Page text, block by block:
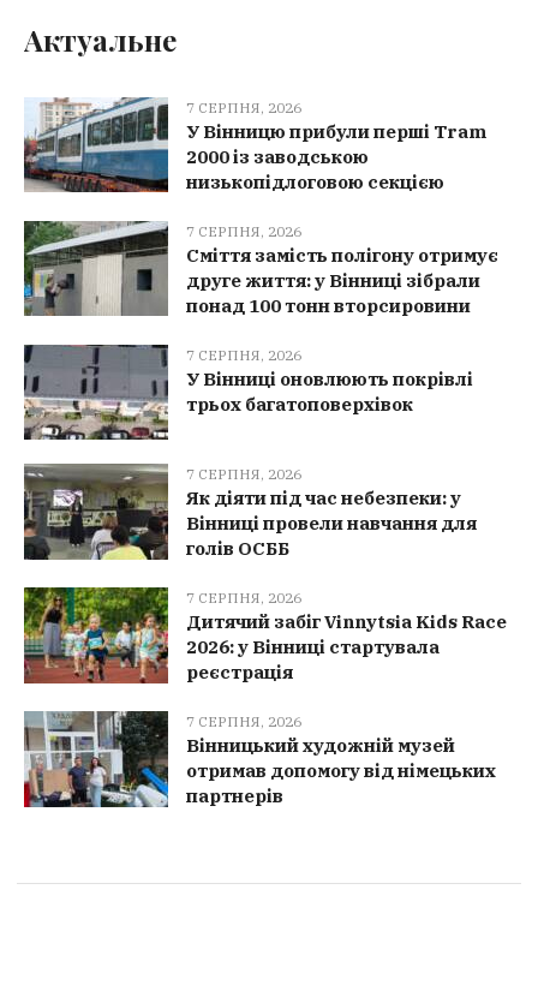
Актуальне
7 СЕРПНЯ, 2026
У Вінницю прибули перші Tram
2000 із заводською
низькопідлоговою секцією
7 СЕРПНЯ, 2026
Сміття замість полігону отримує
друге життя: у Вінниці зібрали
понад 100 тонн вторсировини
7 СЕРПНЯ, 2026
У Вінниці оновлюють покрівлі
трьох багатоповерхівок
7 СЕРПНЯ, 2026
Як діяти під час небезпеки: у
Вінниці провели навчання для
голів ОСББ
7 СЕРПНЯ, 2026
Дитячий забіг Vinnytsia Kids Race
2026: у Вінниці стартувала
реєстрація
7 СЕРПНЯ, 2026
Вінницький художній музей
отримав допомогу від німецьких
партнерів